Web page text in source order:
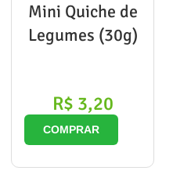
Mini Quiche de
Legumes (30g)
R$ 3,20
COMPRAR